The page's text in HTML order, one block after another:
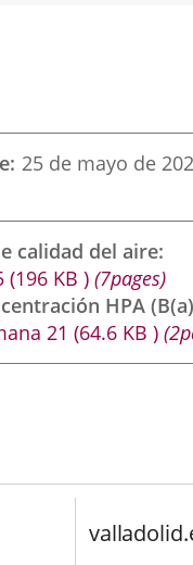
25 de mayo de
calidad del aire
(196 KB )(7pages)
HPA
21 (64.6 KB )